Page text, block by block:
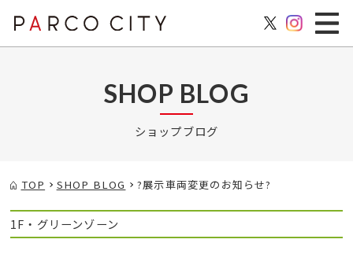
SHOP BLOG
ショップブログ
TOP SHOP BLOG ?展示車両変更のお知らせ?
1F・グリーンゾーン